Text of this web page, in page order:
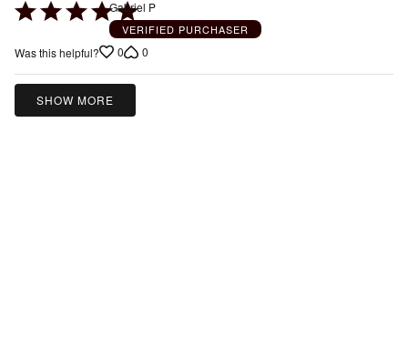
Rated
out
of
Gabriel P
VERIFIED PURCHASER
Was this helpful? 0 0
SHOW MORE